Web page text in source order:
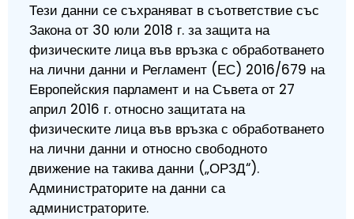
Тези данни се съхраняват в съответствие със
Закона от 30 юли 2018 г. за защита на
физическите лица във връзка с обработването
на лични данни и Регламент (ЕС) 2016/679 на
Европейския парламент и на Съвета от 27
април 2016 г. относно защитата на
физическите лица във връзка с обработването
на лични данни и относно свободното
движение на такива данни („ОРЗД“).
Администраторите на данни са
администраторите.